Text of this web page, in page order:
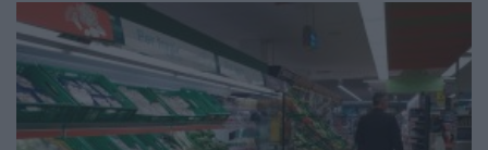
επίσημη αργία για όλους τους εργαζομένους. Ωστόσο,
οι τράπεζες θα είναι κλειστές, ενώ τα περισσότερα
εμπορικά καταστήματα […]